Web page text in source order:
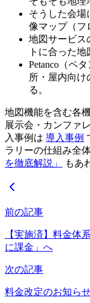
そうした会場
像マップ（フ
地図サービス
トに合った地
Petanco（ペ
所・屋内向け
る。
地図機能を含む各
展示会・カンファ
入事例は 導入事例
ラリーの仕組み全
を徹底解説」
もあ
前の記事
【実施済】料金体
に課金」へ
次の記事
料金改定のお知ら